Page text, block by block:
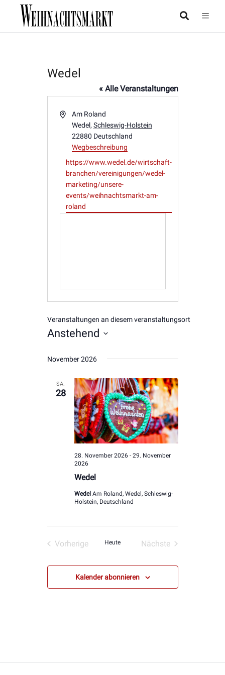
Wedel
« Alle Veranstaltungen
AdresseAm Roland
Wedel, Schleswig-Holstein
22880 Deutschland
Wegbeschreibung
Webseite
https://www.wedel.de/wirtschaft-
branchen/vereinigungen/wedel-
marketing/unsere-
events/weihnachtsmarkt-am-
roland
Veranstaltungen an diesem veranstaltungsort
Anstehend
wählen.
November 2026
SA.
28
Wedel
28. November 2026- 29. November
2026
Wedel Am Roland, Wedel, Schleswig-
Holstein, Deutschland
Vorherige
Heute
Nächste
Kalender abonnieren